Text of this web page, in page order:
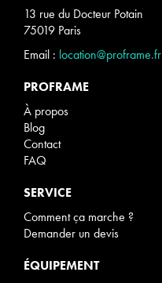
13 rue du Docteur Potain
75019 Paris
Email : location@proframe.fr
PROFRAME
À propos
Blog
Contact
FAQ
SERVICE
Comment ça marche ?
Demander un devis
ÉQUIPEMENT